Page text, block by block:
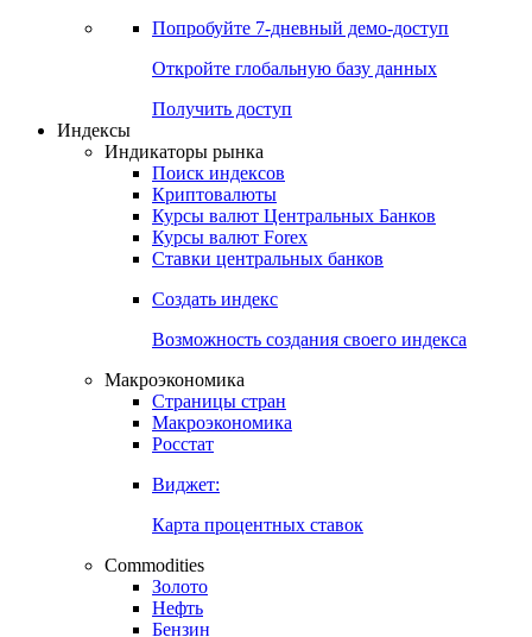
Попробуйте 7-дневный демо-доступ
Откройте глобальную базу данных
Получить доступ
Индексы
Индикаторы рынка
Поиск индексов
Криптовалюты
Курсы валют Центральных Банков
Курсы валют Forex
Ставки центральных банков
Создать индекс
Возможность создания своего индекса
Макроэкономика
Страницы стран
Макроэкономика
Росстат
Виджет:
Карта процентных ставок
Commodities
Золото
Нефть
Бензин